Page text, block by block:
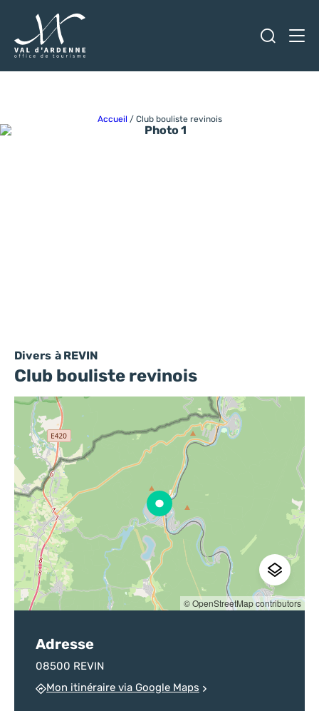
Accueil / Club bouliste revinois
Divers à REVIN
Club bouliste revinois
Photo 1
© OpenStreetMap contributors
Adresse
08500 REVIN
Mon itinéraire via Google Maps